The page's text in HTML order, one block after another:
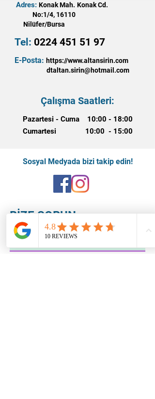
Adres:Konak Mah. Konak Cd.
No:1/4, 16110
Nilüfer/Bursa
Tel: 0224 451 51 97
E-Posta: https://www.altansirin.com
dtaltan.sirin@hotmail.com
Çalışma Saatleri:
Pazartesi - Cuma 10:00 - 18:00
Cumartesi 10:00 - 15:00
Sosyal Medyada bizi takip edin!
BİZE SORUN